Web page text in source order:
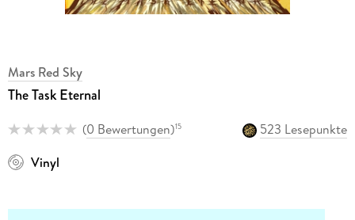
Mars Red Sky
The Task Eternal
(0 Bewertungen)15
523 Lesepunkte
Vinyl